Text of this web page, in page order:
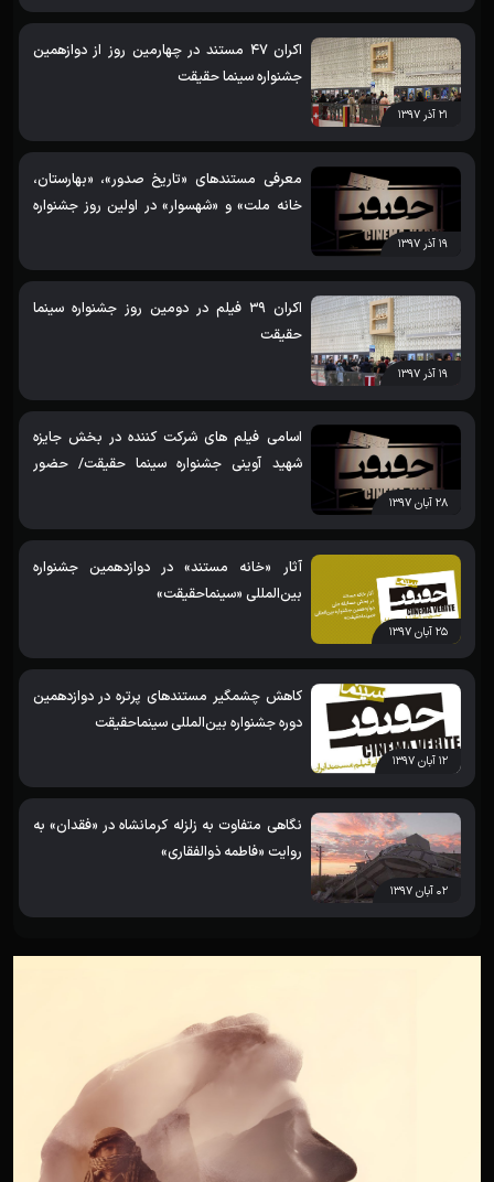
۲۱ آذر ۱۳۹۷
اکران 47 مستند در چهارمین روز از دوازهمین
جشنواره سینما حقیقت
۱۹ آذر ۱۳۹۷
معرفی مستندهای «تاریخ صدور»، «بهارستان،
خانه ملت» و «شهسوار» در اولین روز جشنواره
۱۹ آذر ۱۳۹۷
اکران 39 فیلم در دومین روز جشنواره سینما
حقیقت
۲۸ آبان ۱۳۹۷
اسامی فیلم های شرکت کننده در بخش جایزه
شهید آوینی جشنواره سینما حقیقت/ حضور
۲۵ آبان ۱۳۹۷
آثار «خانه مستند» در دوازدهمین جشنواره
بین‌المللی «سینماحقیقت»
۱۲ آبان ۱۳۹۷
کاهش چشمگیر مستندهای پرتره در دوازدهمین
دوره جشنواره بین‌المللی سینماحقیقت
۰۲ آبان ۱۳۹۷
نگاهی متفاوت به زلزله کرمانشاه در «فقدان» به
روایت «فاطمه ذوالفقاری»